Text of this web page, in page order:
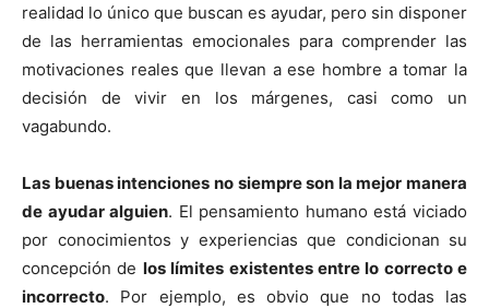
realidad lo único que buscan es ayudar, pero sin disponer
de las herramientas emocionales para comprender las
motivaciones reales que llevan a ese hombre a tomar la
decisión de vivir en los márgenes, casi como un
vagabundo.
Las buenas intenciones no siempre son la mejor manera
de ayudar alguien. El pensamiento humano está viciado
por conocimientos y experiencias que condicionan su
concepción de los límites existentes entre lo correcto e
incorrecto. Por ejemplo, es obvio que no todas las